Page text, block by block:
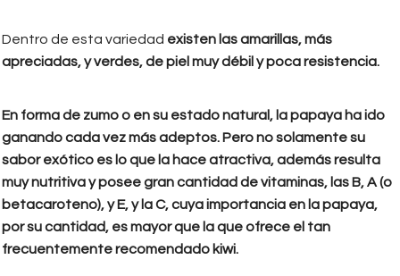
Dentro de esta variedad existen las amarillas, más
apreciadas, y verdes, de piel muy débil y poca resistencia.
En forma de zumo o en su estado natural, la papaya ha ido
ganando cada vez más adeptos. Pero no solamente su
sabor exótico es lo que la hace atractiva, además resulta
muy nutritiva y posee gran cantidad de vitaminas, las B, A (o
betacaroteno), y E, y la C, cuya importancia en la papaya,
por su cantidad, es mayor que la que ofrece el tan
frecuentemente recomendado kiwi.